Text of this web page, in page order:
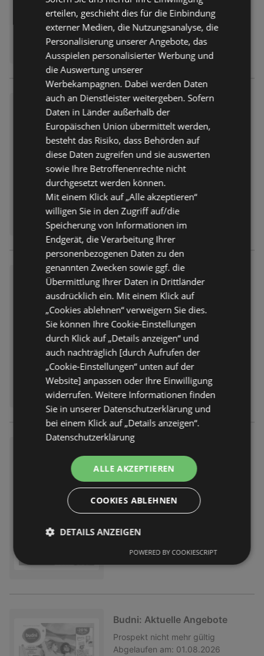
Budni: Aktuelle Angebote
Prospekt
nicht mehr gültig
08.08.2026
Budni: Aktuelle Angebote
Prospekt nicht mehr gültig
Abgelaufen am:
08.08.2026
Prospekt nicht mehr gültig
01.08.2026
Budni: Aktuelle Angebote
Prospekt nicht mehr gültig
Abgelaufen am: 01.08.2026
erteilen, geschieht dies für die Einbindung
externer Medien, die Nutzungsanalyse, die
Personalisierung unserer Angebote, das
Ausspielen personalisierter Werbung und
die Auswertung unserer
Werbekampagnen. Dabei werden Daten
auch an Dienstleister weitergeben. Sofern
Daten in Länder außerhalb der
Europäischen Union übermittelt werden,
besteht das Risiko, dass Behörden auf
diese Daten zugreifen und sie auswerten
sowie Ihre Betroffenenrechte nicht
durchgesetzt werden können.
Mit einem Klick auf „Alle akzeptieren“
willigen Sie in den Zugriff auf/die
Speicherung von Informationen im
Endgerät, die Verarbeitung Ihrer
personenbezogenen Daten zu den
genannten Zwecken sowie ggf. die
Übermittlung Ihrer Daten in Drittländer
ausdrücklich ein. Mit einem Klick auf
„Cookies ablehnen“ verweigern Sie dies.
Sie können Ihre Cookie-Einstellungen
durch Klick auf „Details anzeigen“ und
auch nachträglich [durch Aufrufen der
„Cookie-Einstellungen“ unten auf der
Website] anpassen oder Ihre Einwilligung
widerrufen. Weitere Informationen finden
Sie in unserer Datenschutzerklärung und
bei einem Klick auf „Details anzeigen“.
Datenschutzerklärung
ALLE AKZEPTIEREN
COOKIES ABLEHNEN
DETAILS ANZEIGEN
POWERED BY COOKIESCRIPT